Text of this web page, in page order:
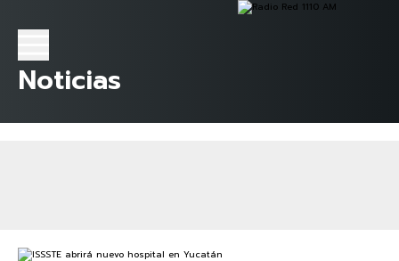
Noticias